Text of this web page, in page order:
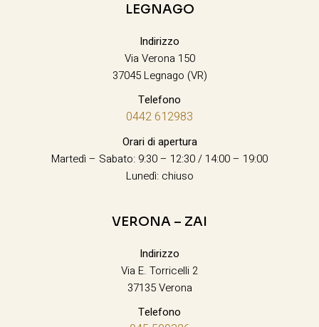
LEGNAGO
Indirizzo
Via Verona 150
37045 Legnago (VR)
Telefono
0442 612983
Orari di apertura
Martedì – Sabato: 9:30 – 12:30 / 14:00 – 19:00
Lunedì: chiuso
VERONA – ZAI
Indirizzo
Via E. Torricelli 2
37135 Verona
Telefono